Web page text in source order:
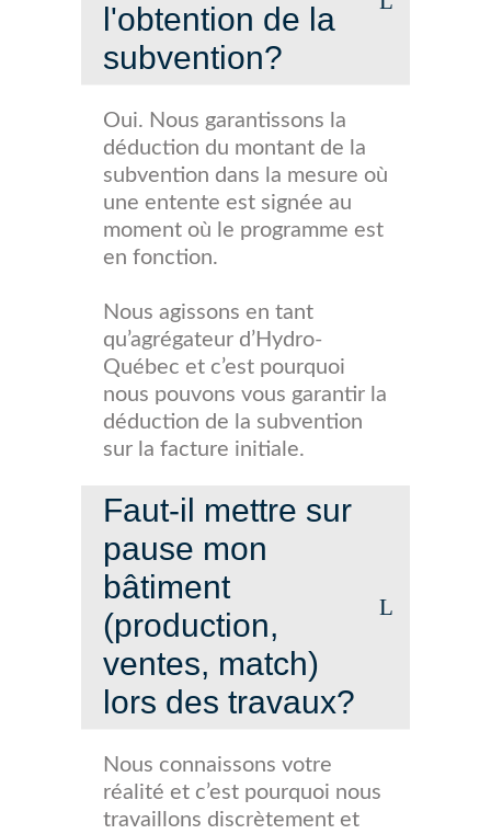
l'obtention de la
subvention?
Oui. Nous garantissons la
déduction du montant de la
subvention dans la mesure où
une entente est signée au
moment où le programme est
en fonction.
Nous agissons en tant
qu’agrégateur d’Hydro-
Québec et c’est pourquoi
nous pouvons vous garantir la
déduction de la subvention
sur la facture initiale.
Faut-il mettre sur
pause mon
bâtiment
(production,
ventes, match)
lors des travaux?
Nous connaissons votre
réalité et c’est pourquoi nous
travaillons discrètement et